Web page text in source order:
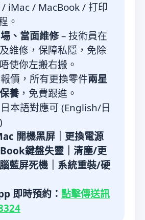
/ iMac / MacBook / 打印
。
、當面維修– 技術員在
維修，保障私隱，免除
使你左搬右搬。
價，所有更換零件兩星
養，免費跟進。
本語對應可 (English/日
開機黑屏｜更換電源
鍵盤失靈｜清塵/更
藍屏死機｜系統重裝/硬
即時預約： 點擊傳送訊